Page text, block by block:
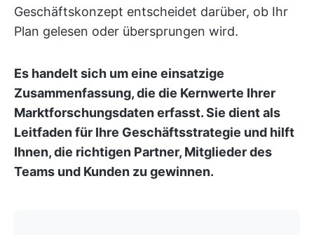
Geschäftskonzept entscheidet darüber, ob Ihr
Plan gelesen oder übersprungen wird.
Es handelt sich um eine einsatzige
Zusammenfassung, die die Kernwerte Ihrer
Marktforschungsdaten erfasst. Sie dient als
Leitfaden für Ihre Geschäftsstrategie und hilft
Ihnen, die richtigen Partner, Mitglieder des
Teams und Kunden zu gewinnen.